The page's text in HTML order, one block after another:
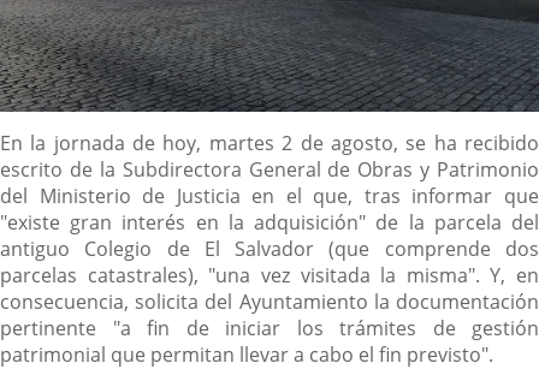
Descripción
En la jornada de hoy, martes 2 de agosto, se ha recibido
escrito de la Subdirectora General de Obras y Patrimonio
del Ministerio de Justicia en el que, tras informar que
"existe gran interés en la adquisición" de la parcela del
antiguo Colegio de El Salvador (que comprende dos
parcelas catastrales), "una vez visitada la misma". Y, en
consecuencia, solicita del Ayuntamiento la documentación
pertinente "a fin de iniciar los trámites de gestión
patrimonial que permitan llevar a cabo el fin previsto".